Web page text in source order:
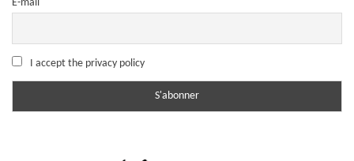
E-mail
I accept the privacy policy